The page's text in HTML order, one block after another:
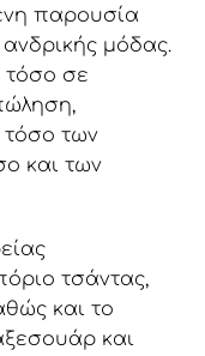
παρουσία
μόδας.
τόσο σε
τόσο των
και των
τσάντας,
και το
και